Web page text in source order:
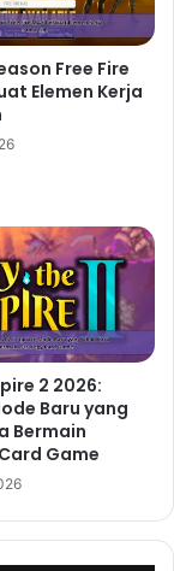
Free Fire
Elemen Kerja
2 2026:
Baru yang
Bermain
Game